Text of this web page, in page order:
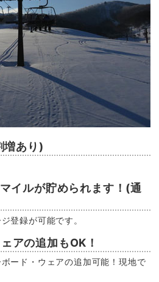
増あり)
イルが貯められます！(通
登録が可能です。
アの追加もOK！
ード・ウェアの追加可能！現地で